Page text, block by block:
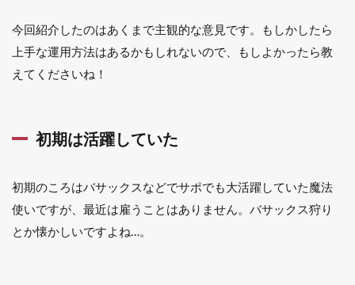
今回紹介したのはあくまで主観的な意見です。もしかしたら
上手な運用方法はあるかもしれないので、もしよかったら教
えてくださいね！
初期は活躍していた
初期のころはバサックスなどでサポでも大活躍していた魔法
使いですが、最近は雇うことはありません。バサックス狩り
とか懐かしいですよね…。